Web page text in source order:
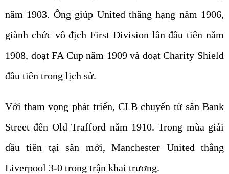
năm 1903. Ông giúp United thăng hạng năm 1906,
giành chức vô địch First Division lần đầu tiên năm
1908, đoạt FA Cup năm 1909 và đoạt Charity Shield
đầu tiên trong lịch sử.
Với tham vọng phát triển, CLB chuyển từ sân Bank
Street đến Old Trafford năm 1910. Trong mùa giải
đầu tiên tại sân mới, Manchester United thắng
Liverpool 3-0 trong trận khai trương.